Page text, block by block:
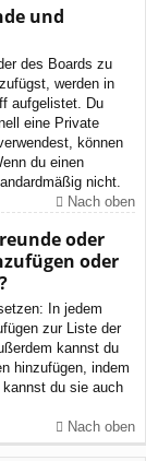
und
des Boards zu
werden in
aufgelistet. Du
eine Private
können
du einen
nicht.
Nach oben
oder
oder
In jedem
zur Liste der
kannst du
hinzufügen, indem
du sie auch
Nach oben